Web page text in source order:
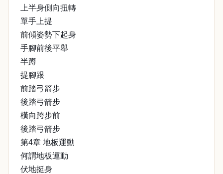
上半身側向扭轉
單手上提
前傾姿勢下起身
手腳前後平舉
半蹲
提腳跟
前踏弓箭步
後踏弓箭步
橫向跨步前
後踏弓箭步
第4章 地板運動
何謂地板運動
伏地挺身